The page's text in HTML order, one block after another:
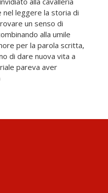
nel leggere la storia di
un senso di
alla umile
per la parola scritta,
di dare nuova vita a
pareva aver